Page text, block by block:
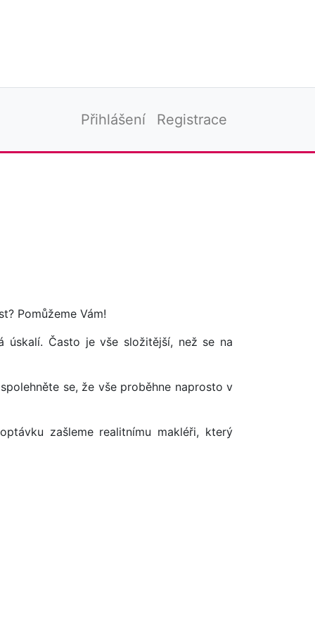
Přihlášení Registrace
Pomůžeme Vám!
úskalí. Často je vše složitější, než se na
se, že vše proběhne naprosto v
zašleme realitnímu makléři, který